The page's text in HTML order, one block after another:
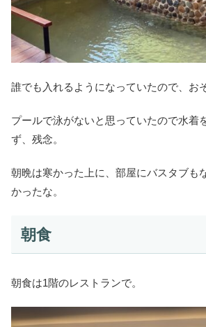
誰でも入れるようになっていたので、お
プールで泳がないと思っていたので水着
ず、残念。
朝晩は寒かった上に、部屋にバスタブも
かったな。
朝食
朝食は1階のレストランで。